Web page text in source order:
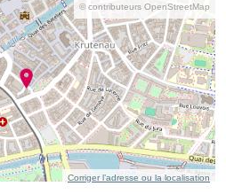
© contributeurs OpenStreetMap
Corriger l’adresse ou la localisation